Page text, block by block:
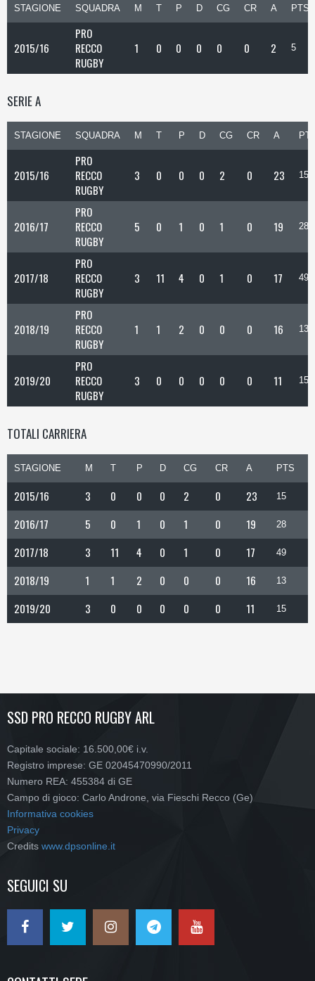
STAGIONE SQUADRA M T P D CG CR A PTS
2015/16
PRO
RECCO
RUGBY
1 0 0 0 0 0 2 5
SERIE A
STAGIONE SQUADRA M T P D CG CR A
2015/16
PRO
RECCO
RUGBY
3 0 0 0 2 0 23 15
2016/17
PRO
RECCO
RUGBY
5 0 1 0 1 0 19 28
2017/18
PRO
RECCO
RUGBY
3 11 4 0 1 0 17 49
2018/19
PRO
RECCO
RUGBY
1 1 2 0 0 0 16 13
2019/20
PRO
RECCO
RUGBY
3 0 0 0 0 0 11 15
TOTALI CARRIERA
STAGIONE M T P D CG CR A PTS
2015/16 3 0 0 0 2 0 23 15
2016/17 5 0 1 0 1 0 19 28
2017/18 3 11 4 0 1 0 17 49
2018/19 1 1 2 0 0 0 16 13
2019/20 3 0 0 0 0 0 11 15
SSD PRO RECCO RUGBY ARL
Capitale sociale: 16.500,00€ i.v.
Registro imprese: GE 02045470990/2011
Numero REA: 455384 di GE
Campo di gioco: Carlo Androne, via Fieschi Recco (Ge)
Informativa cookies
Privacy
Credits www.dpsonline.it
SEGUICI SU